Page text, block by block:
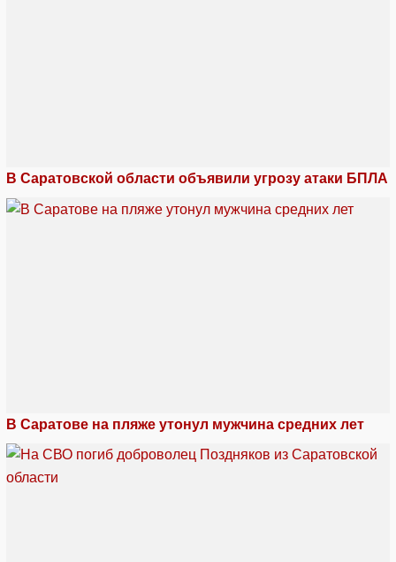
В Саратовской области объявили угрозу атаки БПЛА
В Саратове на пляже утонул мужчина средних лет